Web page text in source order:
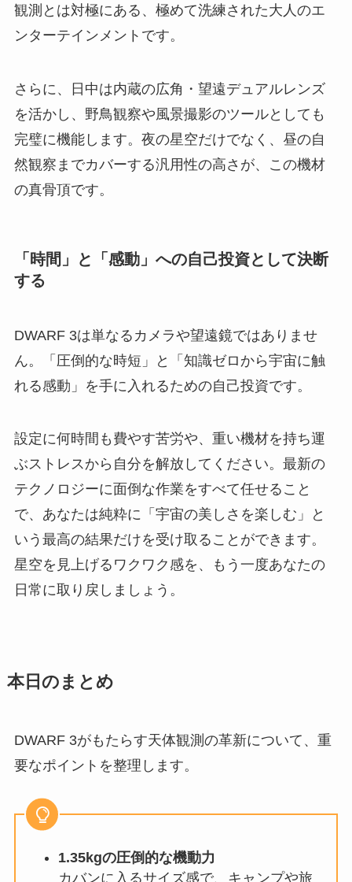
観測とは対極にある、極めて洗練された大人のエ
ンターテインメントです。
さらに、日中は内蔵の広角・望遠デュアルレンズ
を活かし、野鳥観察や風景撮影のツールとしても
完璧に機能します。夜の星空だけでなく、昼の自
然観察までカバーする汎用性の高さが、この機材
の真骨頂です。
「時間」と「感動」への自己投資として決断
する
DWARF 3は単なるカメラや望遠鏡ではありませ
ん。「圧倒的な時短」と「知識ゼロから宇宙に触
れる感動」を手に入れるための自己投資です。
設定に何時間も費やす苦労や、重い機材を持ち運
ぶストレスから自分を解放してください。最新の
テクノロジーに面倒な作業をすべて任せること
で、あなたは純粋に「宇宙の美しさを楽しむ」と
いう最高の結果だけを受け取ることができます。
星空を見上げるワクワク感を、もう一度あなたの
日常に取り戻しましょう。
本日のまとめ
DWARF 3がもたらす天体観測の革新について、重
要なポイントを整理します。
1.35kgの圧倒的な機動力
カバンに入るサイズ感で、キャンプや旅